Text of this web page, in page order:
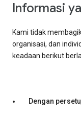
Informasi
Kami tidak
organisasi, dan
keadaan berikut
Dengan